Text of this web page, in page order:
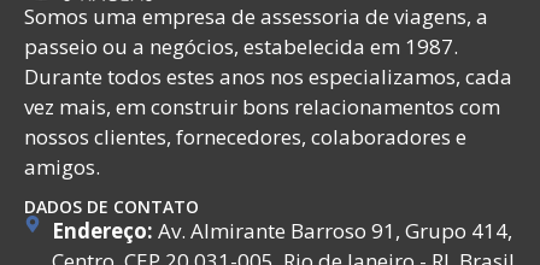
Somos uma empresa de assessoria de viagens, a
passeio ou a negócios, estabelecida em 1987.
Durante todos estes anos nos especializamos, cada
vez mais, em construir bons relacionamentos com
nossos clientes, fornecedores, colaboradores e
amigos.
DADOS DE CONTATO
Endereço: Av. Almirante Barroso 91, Grupo 414,